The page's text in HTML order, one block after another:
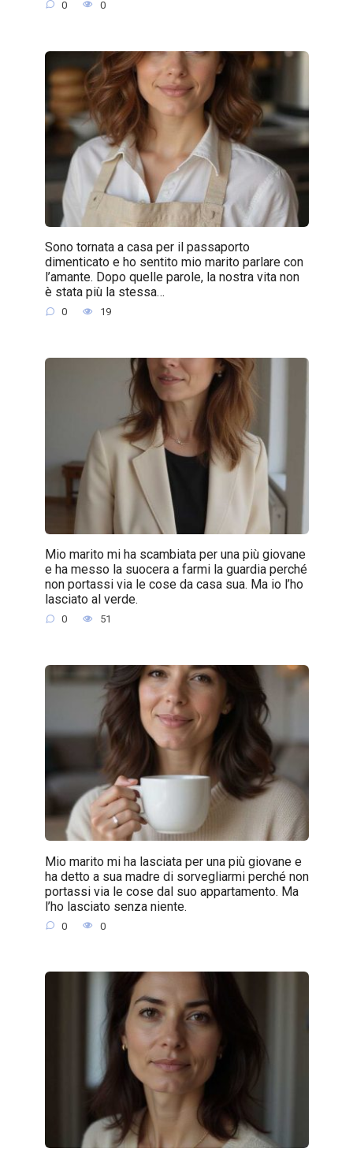
0 0
Sono tornata a casa per il passaporto
dimenticato e ho sentito mio marito parlare con
l’amante. Dopo quelle parole, la nostra vita non
è stata più la stessa…
0 19
Mio marito mi ha scambiata per una più giovane
e ha messo la suocera a farmi la guardia perché
non portassi via le cose da casa sua. Ma io l’ho
lasciato al verde.
0 51
Mio marito mi ha lasciata per una più giovane e
ha detto a sua madre di sorvegliarmi perché non
portassi via le cose dal suo appartamento. Ma
l’ho lasciato senza niente.
0 0